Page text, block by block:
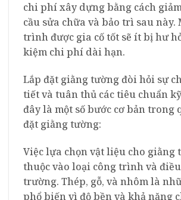
chi phí xây dựng bằng cách
cầu sửa chữa và bảo trì sau này.
trình được gia cố tốt sẽ ít bị hư
kiệm chi phí dài hạn.
Lắp đặt giằng tường đòi hỏi sự
tiết và tuân thủ các tiêu chuẩn
đây là một số bước cơ bản
đặt giằng tường:
Việc lựa chọn vật liệu cho giằng
thuộc vào loại công trình và
trường. Thép, gỗ, và nhôm là
phổ biến vì độ bền và khả năng